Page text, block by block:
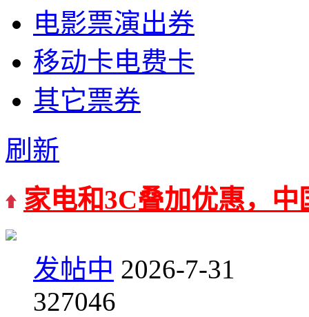
电影票演出券
移动卡电费卡
其它票券
刷新
家电和3C叠加优惠，
发帖中 2026-7-31
327046